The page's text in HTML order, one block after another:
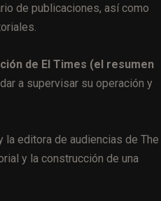
de publicaciones, así como
de El Times (el resumen
a supervisar su operación y
la editora de audiencias de The
y la construcción de una